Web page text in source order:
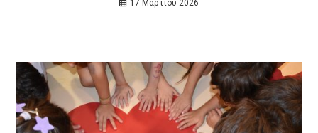
17 Μαρτίου 2026